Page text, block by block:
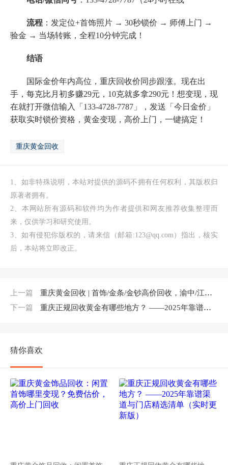
流程 ：发定位+首饰照片 → 30秒锁价 → 师傅上门 →
验金 → 当场转账，全程10分钟完成！
结语
国际金价年内高位，重庆回收价同步跟涨。现在出
手，每克比月初多赚29元，10克就多拿290元！想变现，现
在就打开微信输入「133-4728-7787」，发送「今日金价」
获取实时锁价资格，黄金变现，高价上门，一键搞定！
重庆黄金回收
1、如非特殊说明，本站对提供的源码不拥有任何权利，其版权归
原著者拥有。
2、本网站所有源码和软件均为作者提供和网友推荐收集整理而
来，仅供学习和研究使用。
3、如有侵犯你版权的，请来信（邮箱:123@qq.com）指出，核实
后，本站将立即改正。
上一篇
重庆黄金回收 | 首饰/金条/金钞高价回收，渝中/江北/南岸上门
下一篇
重庆正规回收黄金有哪些地方？ ——2025年靠谱渠道与门店精选清单（实时更新版）
猜你喜欢